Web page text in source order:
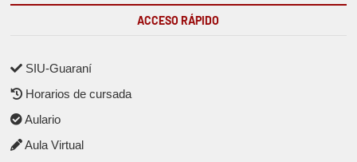
ACCESO RÁPIDO
SIU-Guaraní
Horarios de cursada
Aulario
Aula Virtual